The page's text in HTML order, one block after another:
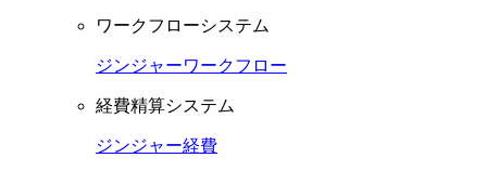
ワークフローシステム
ジンジャーワークフロー
経費精算システム
ジンジャー経費